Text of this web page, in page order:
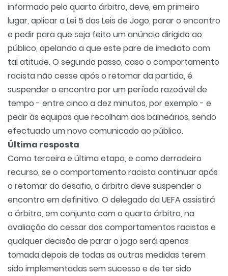
informado pelo quarto árbitro, deve, em primeiro
lugar, aplicar a Lei 5 das Leis de Jogo, parar o encontro
e pedir para que seja feito um anúncio dirigido ao
público, apelando a que este pare de imediato com
tal atitude. O segundo passo, caso o comportamento
racista não cesse após o retomar da partida, é
suspender o encontro por um período razoável de
tempo - entre cinco a dez minutos, por exemplo - e
pedir às equipas que recolham aos balneários, sendo
efectuado um novo comunicado ao público.
Última resposta
Como terceira e última etapa, e como derradeiro
recurso, se o comportamento racista continuar após
o retomar do desafio, o árbitro deve suspender o
encontro em definitivo. O delegado da UEFA assistirá
o árbitro, em conjunto com o quarto árbitro, na
avaliação do cessar dos comportamentos racistas e
qualquer decisão de parar o jogo será apenas
tomada depois de todas as outras medidas terem
sido implementadas sem sucesso e de ter sido